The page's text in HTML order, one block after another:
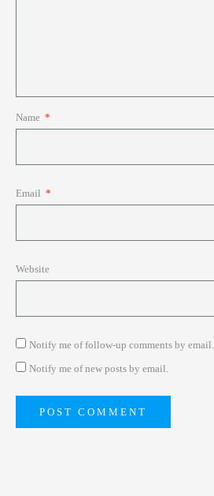
Name *
Email *
Website
Notify me of follow-up comments by email.
Notify me of new posts by email.